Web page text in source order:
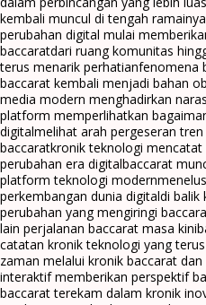
kembali muncul di tengah
perubahan digital mulai
baccaratdari ruang komunitas
terus menarik perhatianfenomena
baccarat kembali menjadi bahan
media modern menghadirkan
platform memperlihatkan
digitalmelihat arah pergeseran
baccaratkronik teknologi
perubahan era digitalbaccarat
platform teknologi modern
perkembangan dunia digitaldi balik
perubahan yang mengiringi
lain perjalanan baccarat masa kini
catatan kronik teknologi yang
zaman melalui kronik baccarat
interaktif memberikan perspektif
baccarat terekam dalam kronik